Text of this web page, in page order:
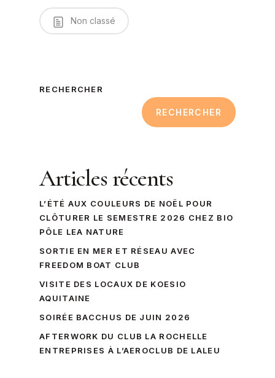
Non classé
RECHERCHER
RECHERCHER
Articles récents
L’ÉTÉ AUX COULEURS DE NOËL POUR
CLÔTURER LE SEMESTRE 2026 CHEZ BIO
PÔLE LEA NATURE
SORTIE EN MER ET RÉSEAU AVEC
FREEDOM BOAT CLUB
VISITE DES LOCAUX DE KOESIO
AQUITAINE
SOIRÉE BACCHUS DE JUIN 2026
AFTERWORK DU CLUB LA ROCHELLE
ENTREPRISES À L’AEROCLUB DE LALEU